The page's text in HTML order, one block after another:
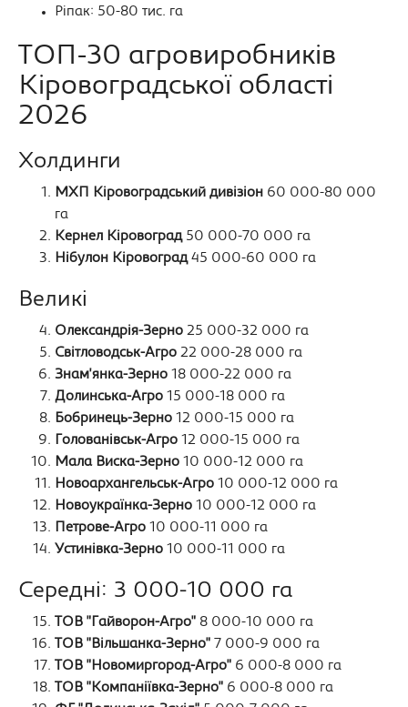
Ріпак: 50-80 тис. га
ТОП-30 агровиробників
Кіровоградської області
2026
Холдинги
МХП Кіровоградський дивізіон 60 000-80 000
га
Кернел Кіровоград50 000-70 000 га
Нібулон Кіровоград45 000-60 000 га
Великі
Олександрія-Зерно 25 000-32 000 га
Світловодськ-Агро 22 000-28 000 га
Знам'янка-Зерно 18 000-22 000 га
Долинська-Агро 15 000-18 000 га
Бобринець-Зерно 12 000-15 000 га
Голованівськ-Агро 12 000-15 000 га
Мала Виска-Зерно 10 000-12 000 га
Новоархангельськ-Агро 10 000-12 000 га
Новоукраїнка-Зерно 10 000-12 000 га
Петрове-Агро 10 000-11 000 га
Устинівка-Зерно 10 000-11 000 га
Середні: 3 000-10 000 га
ТОВ "Гайворон-Агро" 8 000-10 000 га
ТОВ "Вільшанка-Зерно" 7 000-9 000 га
ТОВ "Новомиргород-Агро" 6 000-8 000 га
ТОВ "Компаніївка-Зерно" 6 000-8 000 га